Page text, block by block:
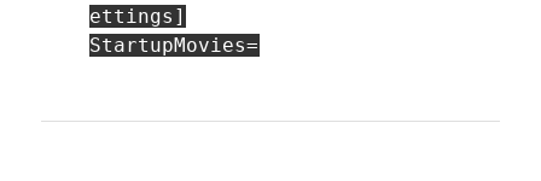
ettings]
StartupMovies=